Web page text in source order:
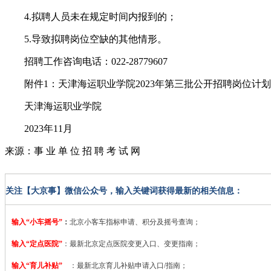
4.拟聘人员未在规定时间内报到的；
5.导致拟聘岗位空缺的其他情形。
招聘工作咨询电话：022-28779607
附件1：天津海运职业学院2023年第三批公开招聘岗位计
天津海运职业学院
2023年11月
来源：事 业 单 位 招 聘 考 试 网
关注【大京事】微信公众号，输入关键词获得最新的相关信息：
输入“小车摇号” ： 北京小客车指标申请、积分及摇号查询；
输入“定点医院” ： 最新北京定点医院变更入口、变更指南；
输入“育儿补贴” ：最新北京育儿补贴申请入口/指南；